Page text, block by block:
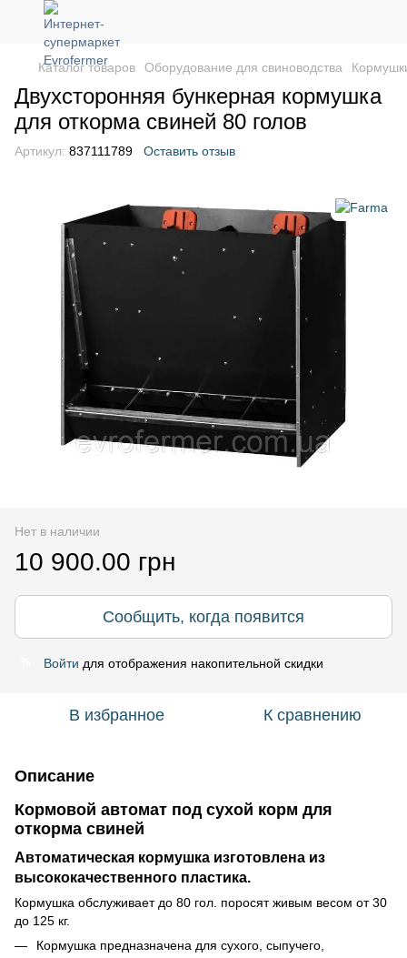
Каталог товаров Оборудование для свиноводства
Двухсторонняя бункерная кормушка
для откорма свиней 80 голов
Артикул: 837111789 Оставить отзыв
Нет в наличии
10 900.00 грн
Сообщить, когда появится
Войти для отображения накопительной скидки
В избранное К сравнению
Описание
Кормовой автомат под сухой корм для
откорма свиней
Автоматическая кормушка изготовлена из
высококачественного пластика.
Кормушка обслуживает до 80 гол. поросят живым весом от 30
до 125 кг.
Кормушка предназначена для сухого, сыпучего,